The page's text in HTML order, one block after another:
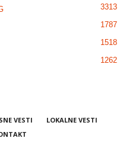
3313
1787
1518
1262
VESTI
LOKALNE VESTI